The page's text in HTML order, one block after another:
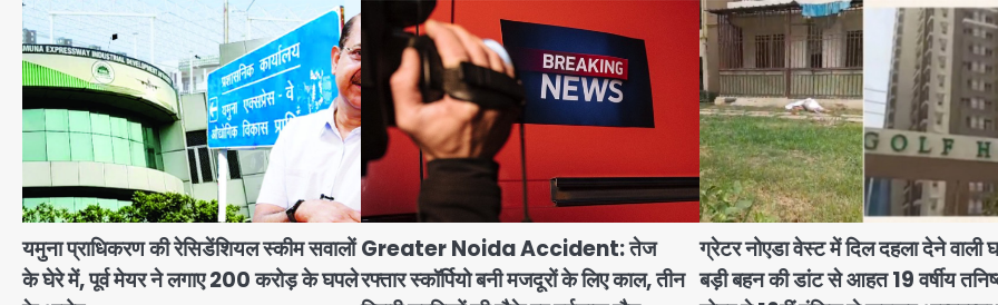
यमुना प्राधिकरण की रेसिडेंशियल स्कीम सवालों
के घेरे में, पूर्व मेयर ने लगाए 200 करोड़ के घपले
Greater Noida Accident: तेज
रफ्तार स्कॉर्पियो बनी मजदूरों के लिए काल, तीन
ग्रेटर नोएडा वेस्ट में दिल दहला देने वाली
बड़ी बहन की डांट से आहत 19 वर्षीय